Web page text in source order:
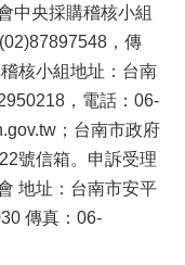
中央採購稽核小組
，傳
核小組地址：台南
，電話：06-
；台南市政府
號信箱。申訴受理
地址：台南市安平
傳真：06-